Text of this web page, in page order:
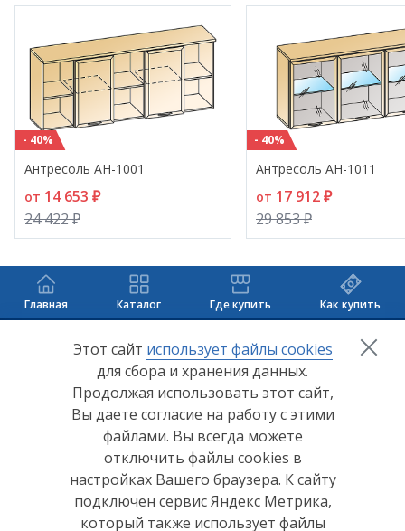
- 40%
Антресоль АН-1001
от 14 653 ₽
24 422 ₽
- 40%
Антресоль АН-1011
от 17 912 ₽
29 853 ₽
Главная Каталог Где купить Как купить
+7 (8412) 65-33-00
info@lerom.ru
Согласие на обработку персональных данных
Политика конфиденциальности
Согласие на обработку персональных данных Яндекс
Этот сайт использует файлы cookies
для сбора и хранения данных.
Продолжая использовать этот сайт,
Вы даете согласие на работу с этими
файлами. Вы всегда можете
отключить файлы cookies в
настройках Вашего браузера. К сайту
подключен сервис Яндекс Метрика,
который также использует файлы